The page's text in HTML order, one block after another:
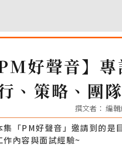
PM好聲音】
、策略、團
撰文者： 編
集「PM好聲音」邀請到的是
作內容與面試經驗~